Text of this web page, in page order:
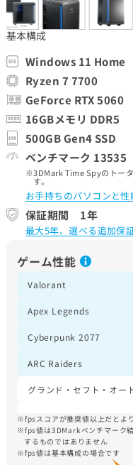
基本構成
Windows 11 Home
Ryzen 7 7700
GeForce RTX 5060
16GBメモリ DDR5
500GB Gen4 SSD
ベンチマーク 13535
3DMark Time Spyのトー
す。
お手持ちのパソコンと性
保証期間 1年
最大5年、選べる追加保
ゲーム性能
Valorant
Apex Legends
Cyberpunk 2077
ARC Raiders
グランド・セフト・オー
Fortnite
Forza Horizon 5
fpsスコアが推奨値以上だとよ
fps値は3DMarkベンチマーク
するものではありません
fps値は基本構成の場合です